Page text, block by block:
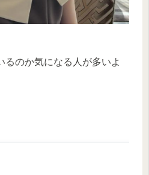
るのか気になる人が多いよ